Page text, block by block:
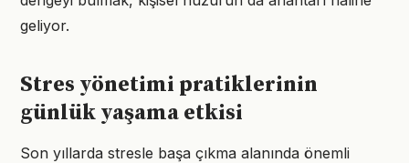
geliyor.
Stres yönetimi pratiklerinin
günlük yaşama etkisi
Son yıllarda stresle başa çıkma alanında önemli